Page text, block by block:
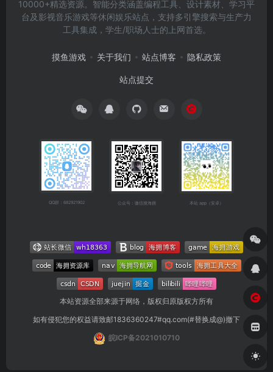
10000+精选资源。智能分类涵盖编程工具、设计素材、学习平
台及影视音乐游戏等休闲娱乐站点，支持多引擎搜索与生产力
工具集成，学生/职场人士的上网首选。
摸鱼游戏 关于我们 站点博客 隐私政策
站点提交
QQ群：682921902 公众号：微信搜海拥 本站 app（安卓）
本站资源全部来源于网络，版权归原版权方所有
如有侵犯您的权益请致邮1836360247#qq.com(#替换成@)撤下
皖ICP备2021010710